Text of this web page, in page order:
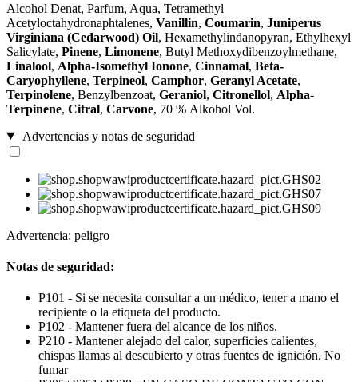
Alcohol Denat, Parfum, Aqua, Tetramethyl
Acetyloctahydronaphtalenes, Vanillin, Coumarin, Juniperus
Virginiana (Cedarwood) Oil, Hexamethylindanopyran, Ethylhexyl
Salicylate, Pinene, Limonene, Butyl Methoxydibenzoylmethane,
Linalool, Alpha-Isomethyl Ionone, Cinnamal, Beta-
Caryophyllene, Terpineol, Camphor, Geranyl Acetate,
Terpinolene, Benzylbenzoat, Geraniol, Citronellol, Alpha-
Terpinene, Citral, Carvone, 70 % Alkohol Vol.
Advertencias y notas de seguridad
Advertencia: peligro
Notas de seguridad:
P101 - Si se necesita consultar a un médico, tener a mano el
recipiente o la etiqueta del producto.
P102 - Mantener fuera del alcance de los niños.
P210 - Mantener alejado del calor, superficies calientes,
chispas llamas al descubierto y otras fuentes de ignición. No
fumar